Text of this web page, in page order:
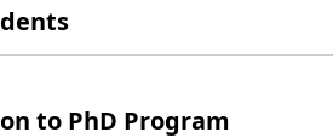
to PhD Program